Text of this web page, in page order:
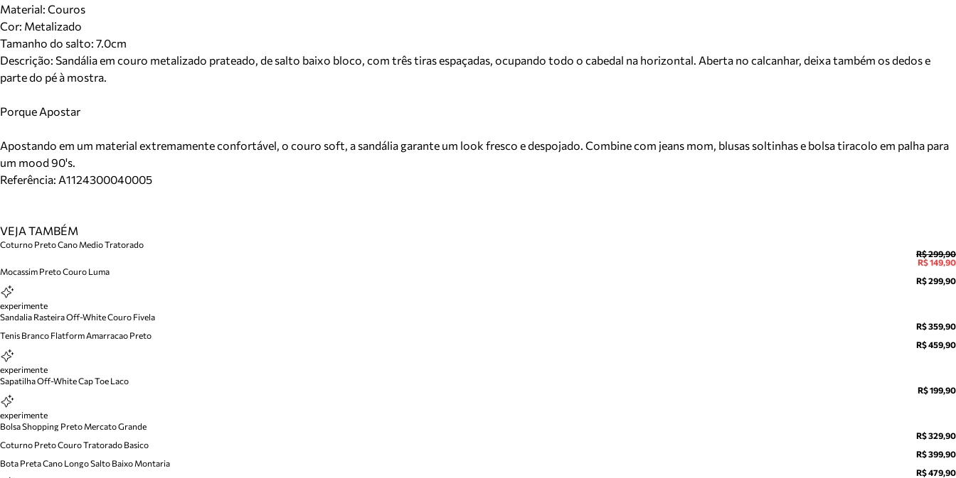
Material: Couros
Cor: Metalizado
Tamanho do salto: 7.0cm
Descrição: Sandália em couro metalizado prateado, de salto baixo bloco, com três tiras espaçadas, ocupando todo o cabedal na horizontal. Aberta no calcanhar, deixa também os dedos e
parte do pé à mostra.
Porque Apostar
Apostando em um material extremamente confortável, o couro soft, a sandália garante um look fresco e despojado. Combine com jeans mom, blusas soltinhas e bolsa tiracolo em palha para
um mood 90's.
Referência: A1124300040005
VEJA TAMBÉM
Coturno Preto Cano Medio Tratorado
R$ 299,90
R$ 149,90
Mocassim Preto Couro Luma
R$ 299,90
experimente
Sandalia Rasteira Off-White Couro Fivela
R$ 359,90
Tenis Branco Flatform Amarracao Preto
R$ 459,90
experimente
Sapatilha Off-White Cap Toe Laco
R$ 199,90
experimente
Bolsa Shopping Preto Mercato Grande
R$ 329,90
Coturno Preto Couro Tratorado Basico
R$ 399,90
Bota Preta Cano Longo Salto Baixo Montaria
R$ 479,90